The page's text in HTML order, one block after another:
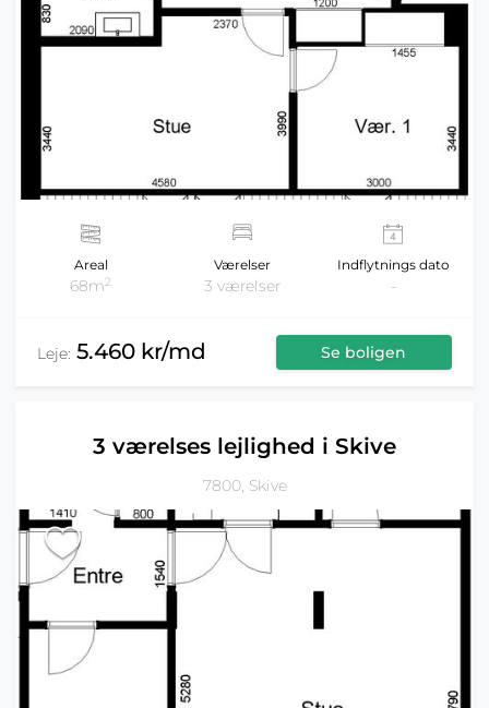
Areal
68m2
Værelser
3 værelser
Indflytnings dato
-
Leje: 5.460 kr/md Se boligen
3 værelses lejlighed i Skive
7800, Skive